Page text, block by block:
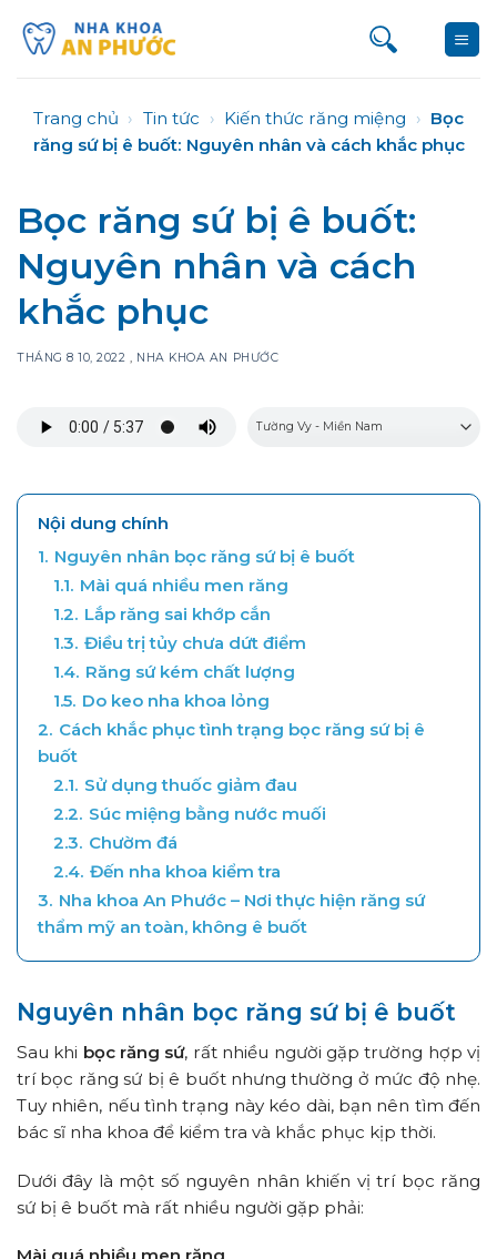
qua
Trang chủ › Tin tức › Kiến thức răng miệng › Bọc
răng sứ bị ê buốt: Nguyên nhân và cách khắc phục
Bọc răng sứ bị ê buốt:
Nguyên nhân và cách
khắc phục
THÁNG 8 10, 2022 , NHA KHOA AN PHƯỚC
Nội dung chính
1. Nguyên nhân bọc răng sứ bị ê buốt
1.1. Mài quá nhiều men răng
1.2. Lắp răng sai khớp cắn
1.3. Điều trị tủy chưa dứt điểm
1.4. Răng sứ kém chất lượng
1.5. Do keo nha khoa lỏng
2. Cách khắc phục tình trạng bọc răng sứ bị ê
buốt
2.1. Sử dụng thuốc giảm đau
2.2. Súc miệng bằng nước muối
2.3. Chườm đá
2.4. Đến nha khoa kiểm tra
3. Nha khoa An Phước – Nơi thực hiện răng sứ
thẩm mỹ an toàn, không ê buốt
Nguyên nhân bọc răng sứ bị ê buốt
Sau khi bọc răng sứ, rất nhiều người gặp trường hợp vị
trí bọc răng sứ bị ê buốt nhưng thường ở mức độ nhẹ.
Tuy nhiên, nếu tình trạng này kéo dài, bạn nên tìm đến
bác sĩ nha khoa để kiểm tra và khắc phục kịp thời.
Dưới đây là một số nguyên nhân khiến vị trí bọc răng
sứ bị ê buốt mà rất nhiều người gặp phải: